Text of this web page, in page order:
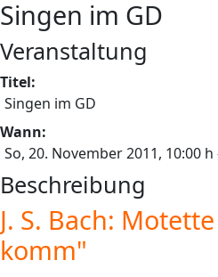
Singen im GD
Veranstaltung
Titel:
Singen im GD
Wann:
So, 20. November 2011, 10:00 h
Beschreibung
J. S. Bach:
komm"